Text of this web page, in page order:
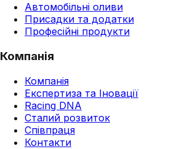
Автомобільні оливи
Присадки та додатки
Професійні продукти
Компанія
Компанія
Експертиза та Іновації
Racing DNA
Сталий розвиток
Співпраця
Контакти